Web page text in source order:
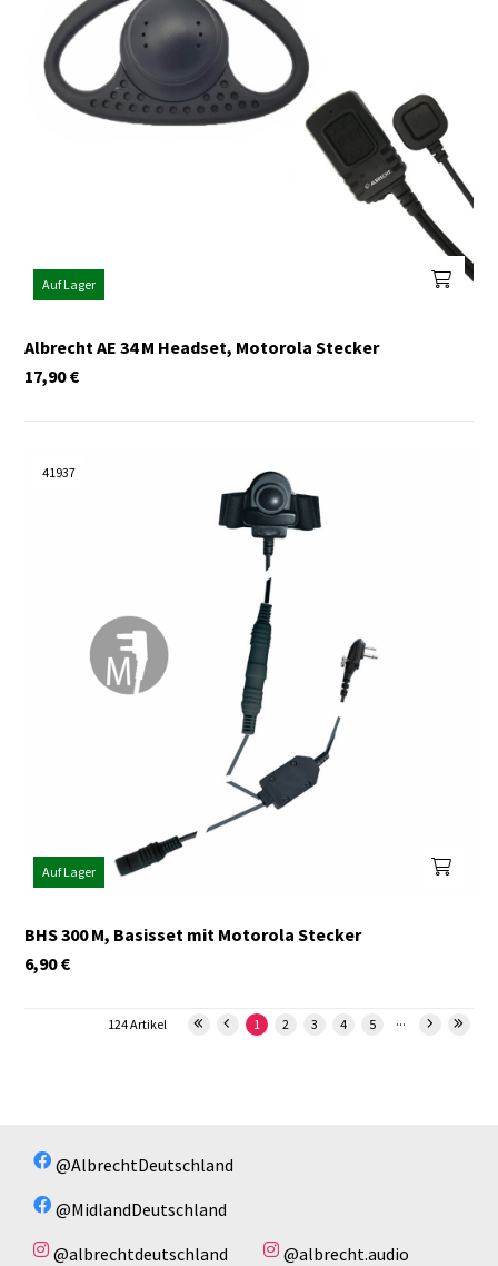
Auf Lager
Albrecht AE 34 M Headset, Motorola Stecker
€
17,90
41937
Auf Lager
BHS 300 M, Basisset mit Motorola Stecker
€
6,90
1 2 3 4 5 ...
124 Artikel
@AlbrechtDeutschland
@MidlandDeutschland
@albrechtdeutschland
@albrecht.audio